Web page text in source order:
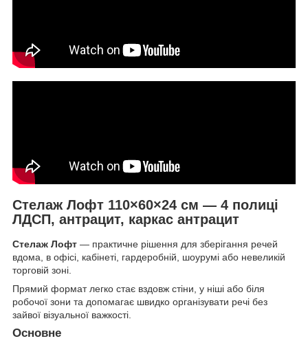
Стелаж Лофт 110×60×24 см — 4 полиці
ЛДСП, антрацит, каркас антрацит
Стелаж Лофт — практичне рішення для зберігання речей
вдома, в офісі, кабінеті, гардеробній, шоурумі або невеликій
торговій зоні.
Прямий формат легко стає вздовж стіни, у ніші або біля
робочої зони та допомагає швидко організувати речі без
зайвої візуальної важкості.
Основне